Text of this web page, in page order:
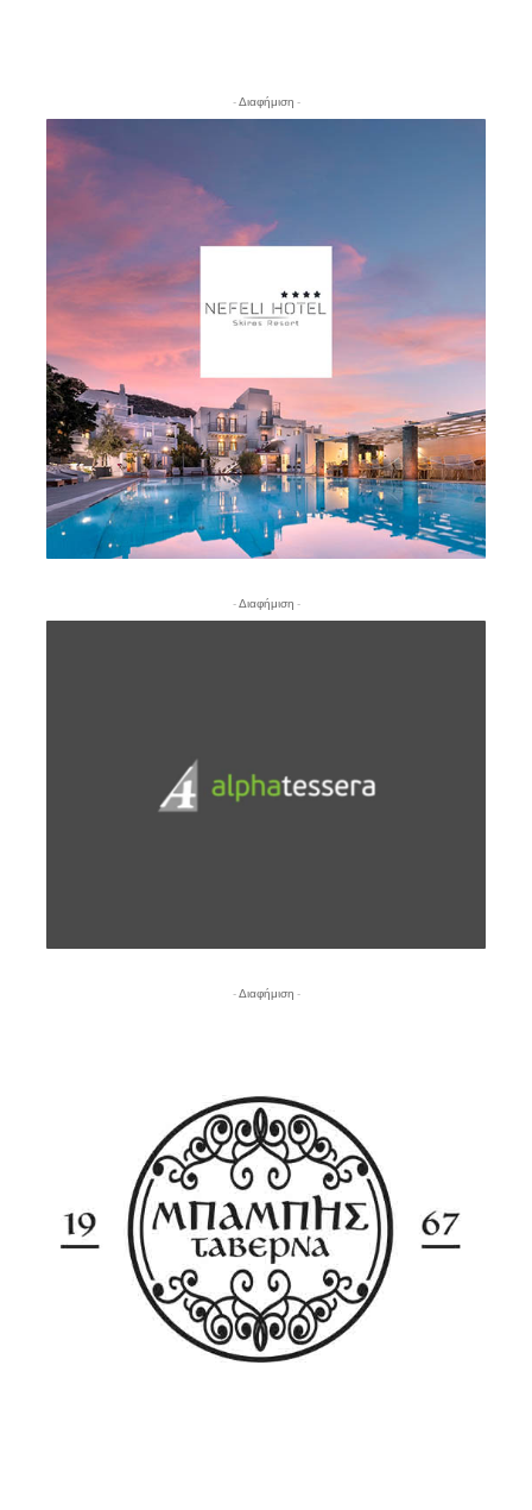
- Διαφήμιση -
- Διαφήμιση -
- Διαφήμιση -